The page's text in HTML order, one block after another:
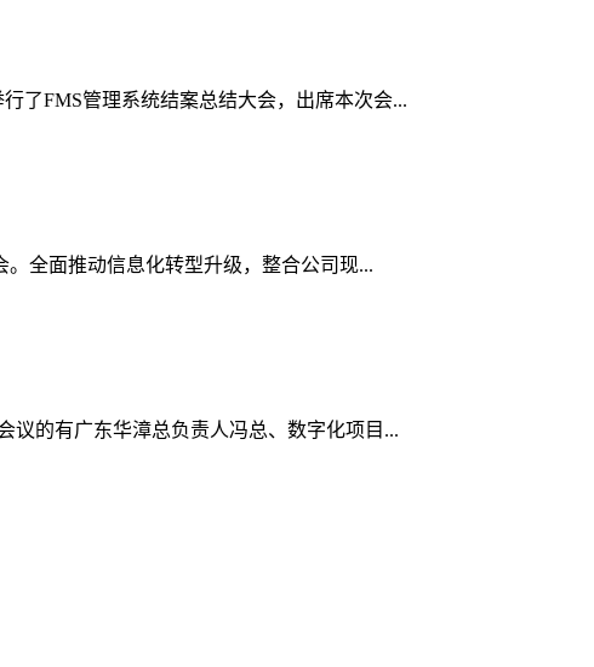
了FMS管理系统结案总结大会，出席本次会...
全面推动信息化转型升级，整合公司现...
议的有广东华漳总负责人冯总、数字化项目...